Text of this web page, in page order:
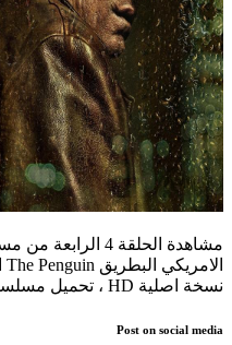
مشاهدة الحلقة 4
نسخة اصلية HD ، تحميل مسلسل ...
Post on social media